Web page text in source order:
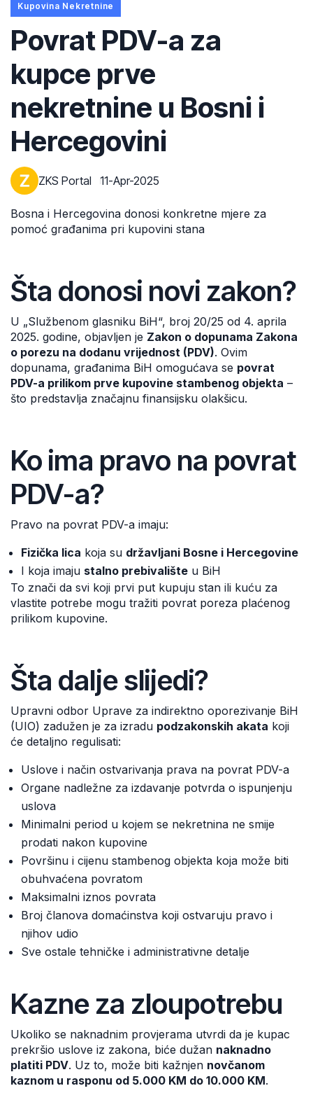
Kupovina Nekretnine
Povrat PDV-a za
kupce prve
nekretnine u Bosni i
Hercegovini
ZKS Portal 11-Apr-2025
Bosna i Hercegovina donosi konkretne mjere za
pomoć građanima pri kupovini stana
Šta donosi novi zakon?
U „Službenom glasniku BiH“, broj 20/25 od 4. aprila
2025. godine, objavljen je Zakon o dopunama Zakona
o porezu na dodanu vrijednost (PDV). Ovim
dopunama, građanima BiH omogućava se povrat
PDV-a prilikom prve kupovine stambenog objekta –
što predstavlja značajnu finansijsku olakšicu.
Ko ima pravo na povrat
PDV-a?
Pravo na povrat PDV-a imaju:
Fizička lica koja su državljani Bosne i Hercegovine
I koja imaju stalno prebivalište u BiH
To znači da svi koji prvi put kupuju stan ili kuću za
vlastite potrebe mogu tražiti povrat poreza plaćenog
prilikom kupovine.
Šta dalje slijedi?
Upravni odbor Uprave za indirektno oporezivanje BiH
(UIO) zadužen je za izradu podzakonskih akata koji
će detaljno regulisati:
Uslove i način ostvarivanja prava na povrat PDV-a
Organe nadležne za izdavanje potvrda o ispunjenju
uslova
Minimalni period u kojem se nekretnina ne smije
prodati nakon kupovine
Površinu i cijenu stambenog objekta koja može biti
obuhvaćena povratom
Maksimalni iznos povrata
Broj članova domaćinstva koji ostvaruju pravo i
njihov udio
Sve ostale tehničke i administrativne detalje
Kazne za zloupotrebu
Ukoliko se naknadnim provjerama utvrdi da je kupac
prekršio uslove iz zakona, biće dužan naknadno
platiti PDV. Uz to, može biti kažnjen novčanom
kaznom u rasponu od 5.000 KM do 10.000 KM.